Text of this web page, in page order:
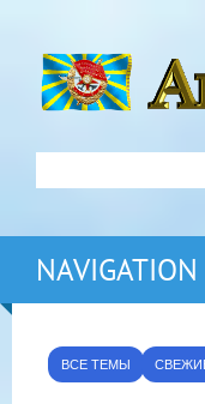
NAVIGATION
ВСЕ ТЕМЫ